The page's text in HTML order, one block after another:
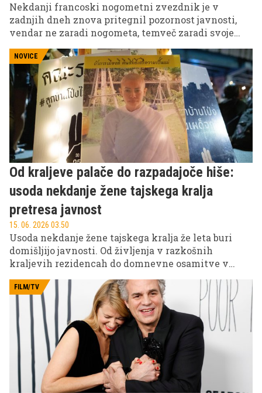
Nekdanji francoski nogometni zvezdnik je v
zadnjih dneh znova pritegnil pozornost javnosti,
vendar ne zaradi nogometa, temveč zaradi svoje
družine. Med televizijskim pogovorom z Zlatanom
Ibrahimovićem je namreč razkril, da bo na
prihodnjem svetovnem prvenstvu stiskal pesti za
Bosno in Hercegovino.
NOVICE
Od kraljeve palače do razpadajoče hiše:
usoda nekdanje žene tajskega kralja
pretresa javnost
15. 06. 2026 03.50
Usoda nekdanje žene tajskega kralja že leta buri
domišljijo javnosti. Od življenja v razkošnih
kraljevih rezidencah do domnevne osamitve v
najbolj nenavadnih med sodobnimi monarhijami.
FILM/TV